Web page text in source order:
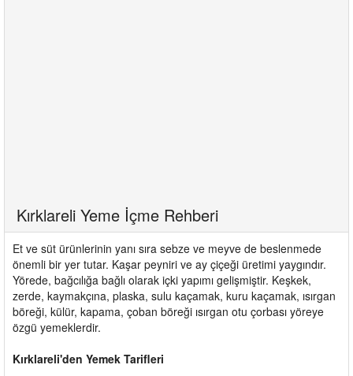
Kırklareli Yeme İçme Rehberi
Et ve süt ürünlerinin yanı sıra sebze ve meyve de beslenmede
önemli bir yer tutar. Kaşar peyniri ve ay çiçeği üretimi yaygındır.
Yörede, bağcılığa bağlı olarak içki yapımı gelişmiştir. Keşkek,
zerde, kaymakçına, plaska, sulu kaçamak, kuru kaçamak, ısırgan
böreği, külür, kapama, çoban böreği ısırgan otu çorbası yöreye
özgü yemeklerdir.
Kırklareli'den Yemek Tarifleri